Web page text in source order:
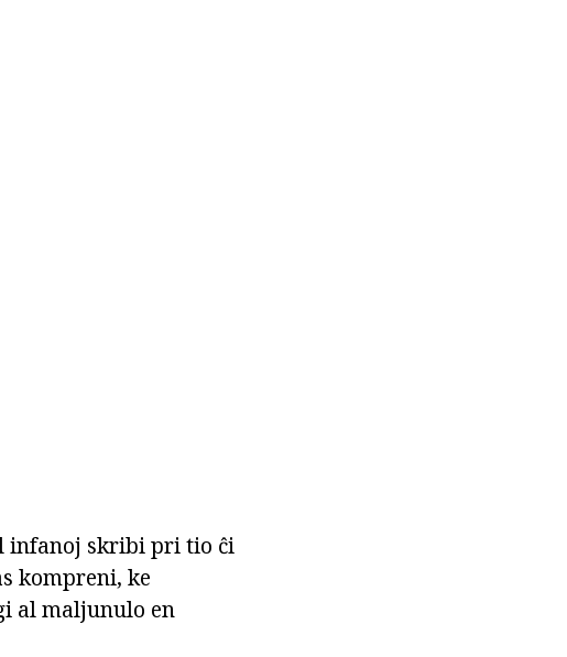
infanoj skribi pri tio ĉi
kompreni, ke
al maljunulo en